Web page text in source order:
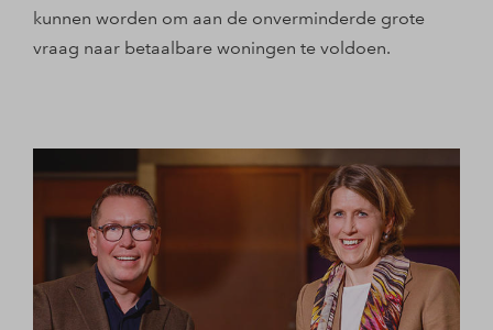
kunnen worden om aan de onverminderde grote
vraag naar betaalbare woningen te voldoen.